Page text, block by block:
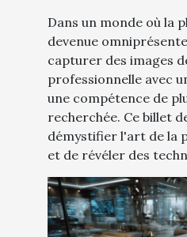
mobile
Dans un monde où la
devenue
capturer des images
professionnelle avec
une compétence de
recherchée. Ce billet
démystifier l'art de la
et de révéler des